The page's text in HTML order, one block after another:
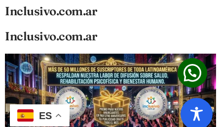
Inclusivo.com.ar
Inclusivo.com.ar
ES